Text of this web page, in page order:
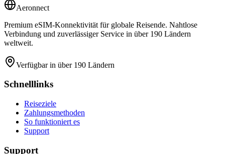
Aeronnect
Premium eSIM-Konnektivität für globale Reisende. Nahtlose
Verbindung und zuverlässiger Service in über 190 Ländern
weltweit.
Verfügbar in über 190 Ländern
Schnelllinks
Reiseziele
Zahlungsmethoden
So funktioniert es
Support
Support